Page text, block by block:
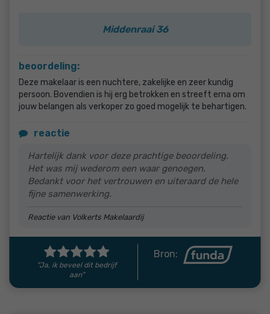
Middenraai 36
beoordeling:
Deze makelaar is een nuchtere, zakelijke en zeer kundig
persoon. Bovendien is hij erg betrokken en streeft erna om
jouw belangen als verkoper zo goed mogelijk te behartigen.
reactie
Hartelijk dank voor deze prachtige beoordeling.
Het was mij wederom een waar genoegen.
Bedankt voor het vertrouwen en uiteraard de hele
fijne samenwerking.
Reactie van Volkerts Makelaardij
"Ja, ik beveel dit bedrijf
aan"
Bron: